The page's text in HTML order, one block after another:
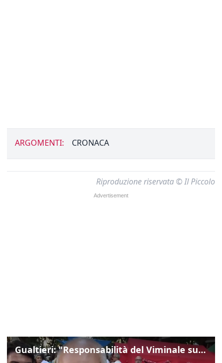
ARGOMENTI: CRONACA
Riproduzione riservata © Il Piccolo
Gualtieri: "Responsabilità del Viminale su Spin Time? La posizione dei partiti è nota"